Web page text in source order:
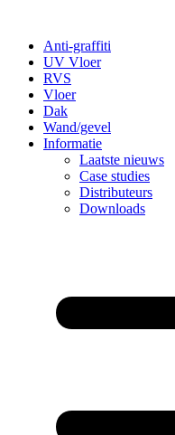
Anti-graffiti
UV Vloer
RVS
Vloer
Dak
Wand/gevel
Informatie
Laatste nieuws
Case studies
Distributeurs
Downloads